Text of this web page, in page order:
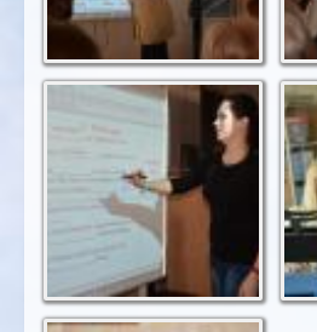
Різні види вправ
допомагають
перевірити знання
англійської мови